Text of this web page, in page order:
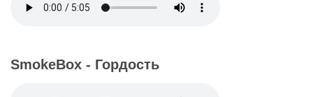
SmokeBox - Гордость